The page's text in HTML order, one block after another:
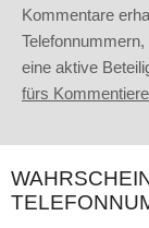
Kommentare
eine aktive
fürs